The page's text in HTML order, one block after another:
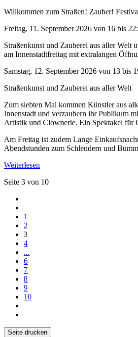
Willkommen zum Straßen! Zauber!
Freitag, 11. September 2026 von 16 bis
Straßenkunst und Zauberei aus aller Welt
am Innenstadtfreitag mit extralangen
Samstag, 12. September 2026 von 13 bis
Straßenkunst und Zauberei aus aller Welt
Zum siebten Mal kommen Künstler aus
Innenstadt und verzaubern ihr Publikum
Artistik und Clownerie. Ein Spektakel für
Am Freitag ist zudem Lange
Abendstunden zum Schlendern und
Weiterlesen
Seite 3 von 10
1
2
3
4
...
6
7
8
9
10
Seite drucken